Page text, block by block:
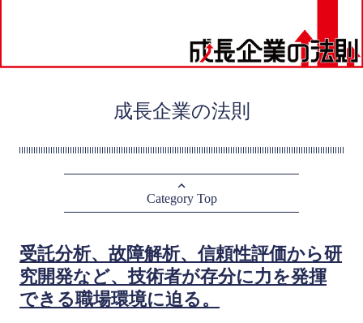
成長企業の法則
Category Top
受託分析、故障解析、信頼性評価から研
究開発など、技術者が存分に力を発揮
できる職場環境に迫る。